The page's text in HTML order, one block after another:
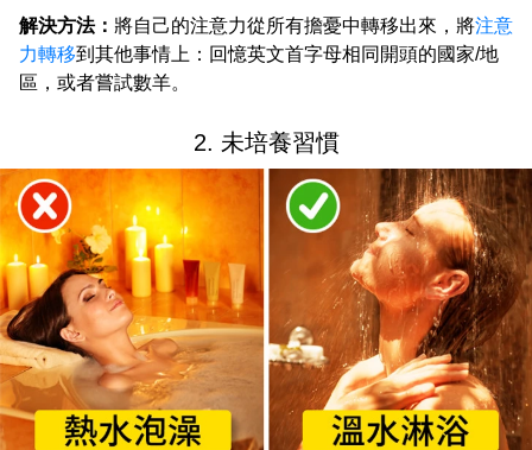
解決方法： 將自己的注意力從所有擔憂中轉移出來，將注意
力轉移到其他事情上：回憶英文首字母相同開頭的國家/地
區，或者嘗試數羊。
2. 未培養習慣